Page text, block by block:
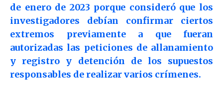
de enero de 2023 porque consideró que los
investigadores debían confirmar ciertos
extremos previamente a que fueran
autorizadas las peticiones de allanamiento
y registro y detención de los supuestos
responsables de realizar varios crímenes.